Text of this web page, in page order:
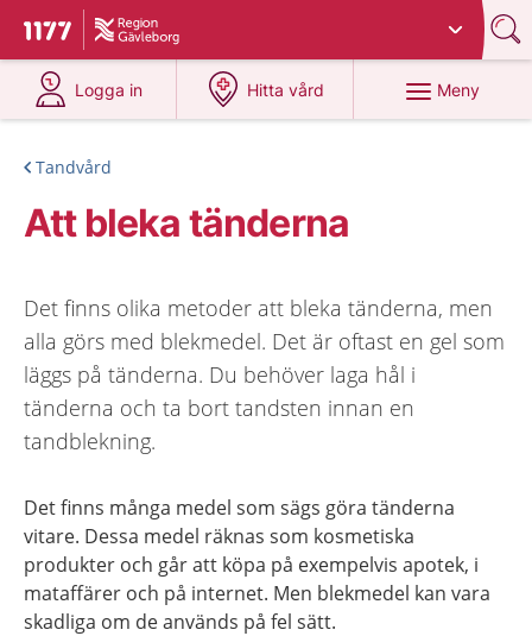
Till startsidan för 1177
Du har valt region
Logga in
på 1177.se
Hitta vård
på 1177.se
Meny
Tandvård
Att bleka tänderna
Det finns olika metoder att bleka tänderna, men
alla görs med blekmedel. Det är oftast en gel som
läggs på tänderna. Du behöver laga hål i
tänderna och ta bort tandsten innan en
tandblekning.
Det finns många medel som sägs göra tänderna
vitare. Dessa medel räknas som kosmetiska
produkter och går att köpa på exempelvis apotek, i
mataffärer och på internet. Men blekmedel kan vara
skadliga om de används på fel sätt.